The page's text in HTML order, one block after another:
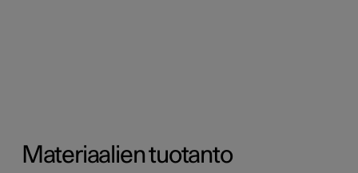
Materiaalien tuotanto